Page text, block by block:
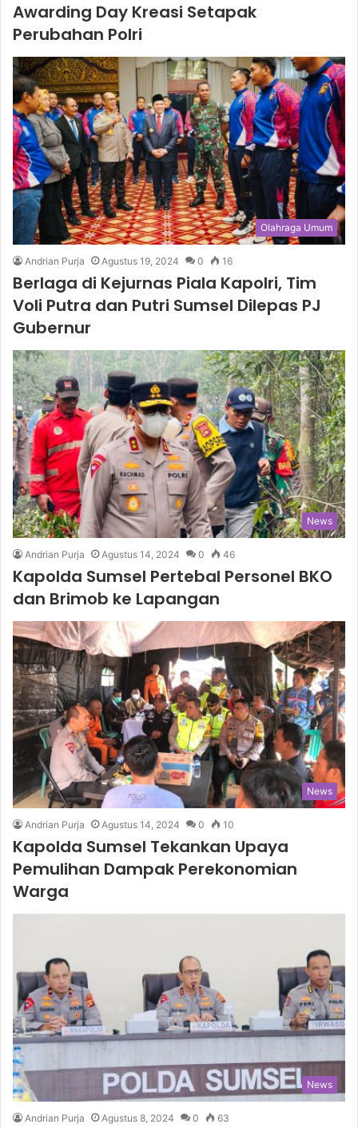
Awarding Day Kreasi Setapak
Perubahan Polri
Olahraga Umum
Andrian Purja Agustus 19, 2024 0 16
Berlaga di Kejurnas Piala Kapolri, Tim
Voli Putra dan Putri Sumsel Dilepas PJ
Gubernur
News
Andrian Purja Agustus 14, 2024 0 46
Kapolda Sumsel Pertebal Personel BKO
dan Brimob ke Lapangan
News
Andrian Purja Agustus 14, 2024 0 10
Kapolda Sumsel Tekankan Upaya
Pemulihan Dampak Perekonomian
Warga
News
Andrian Purja Agustus 8, 2024 0 63